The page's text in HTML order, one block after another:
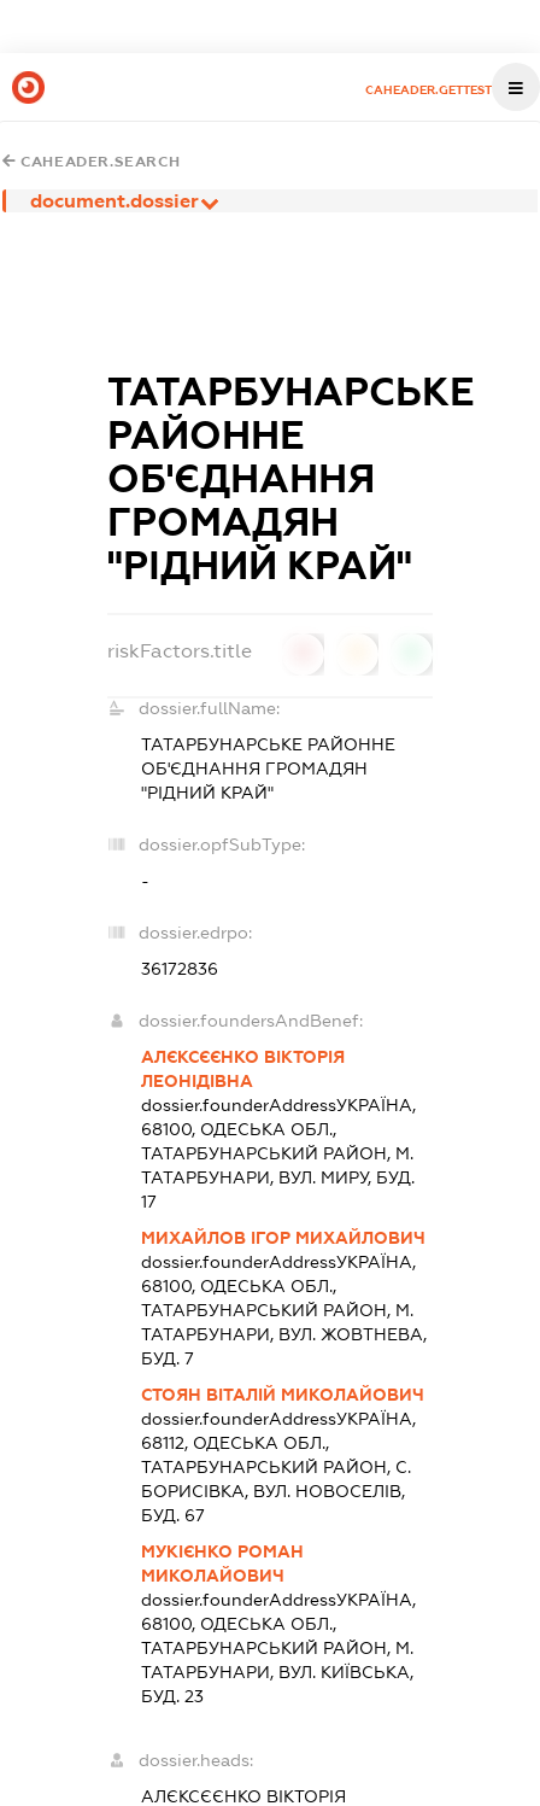
CAHEADER.GETTEST
CAHEADER.SEARCH
document.dossier
ТАТАРБУНАРСЬКЕ
РАЙОННЕ
ОБ'ЄДНАННЯ
ГРОМАДЯН
"РІДНИЙ КРАЙ"
riskFactors.title
dossier.fullName:
ТАТАРБУНАРСЬКЕ РАЙОННЕ
ОБ'ЄДНАННЯ ГРОМАДЯН
"РІДНИЙ КРАЙ"
dossier.opfSubType:
-
dossier.edrpo:
36172836
dossier.foundersAndBenef:
АЛЄКСЄЄНКО ВІКТОРІЯ
ЛЕОНІДІВНА
dossier.founderAddressУКРАЇНА,
68100, ОДЕСЬКА ОБЛ.,
ТАТАРБУНАРСЬКИЙ РАЙОН, М.
ТАТАРБУНАРИ, ВУЛ. МИРУ, БУД.
17
МИХАЙЛОВ ІГОР МИХАЙЛОВИЧ
dossier.founderAddressУКРАЇНА,
68100, ОДЕСЬКА ОБЛ.,
ТАТАРБУНАРСЬКИЙ РАЙОН, М.
ТАТАРБУНАРИ, ВУЛ. ЖОВТНЕВА,
БУД. 7
СТОЯН ВІТАЛІЙ МИКОЛАЙОВИЧ
dossier.founderAddressУКРАЇНА,
68112, ОДЕСЬКА ОБЛ.,
ТАТАРБУНАРСЬКИЙ РАЙОН, С.
БОРИСІВКА, ВУЛ. НОВОСЕЛІВ,
БУД. 67
МУКІЄНКО РОМАН
МИКОЛАЙОВИЧ
dossier.founderAddressУКРАЇНА,
68100, ОДЕСЬКА ОБЛ.,
ТАТАРБУНАРСЬКИЙ РАЙОН, М.
ТАТАРБУНАРИ, ВУЛ. КИЇВСЬКА,
БУД. 23
dossier.heads:
АЛЄКСЄЄНКО ВІКТОРІЯ